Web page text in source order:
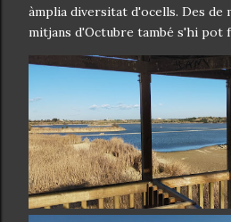
àmplia diversitat d'ocells. Des de
mitjans d'Octubre també s'hi pot